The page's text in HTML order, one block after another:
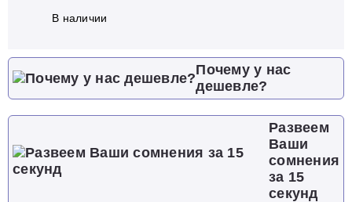
В наличии
Почему у нас
дешевле?
Развеем
Ваши
сомнения
за 15
секунд